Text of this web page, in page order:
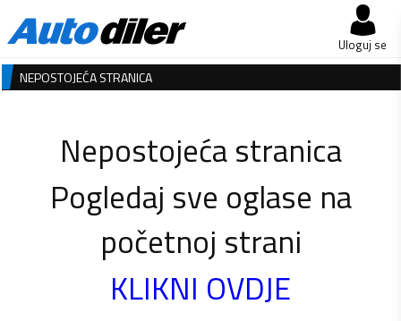
Uloguj se
NEPOSTOJEĆA STRANICA
Nepostojeća stranica
Pogledaj sve oglase na
početnoj strani
KLIKNI OVDJE